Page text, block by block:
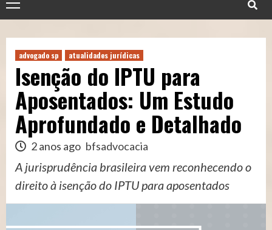
Menu
advogado sp atualidades jurídicas
Isenção do IPTU para
Aposentados: Um Estudo
Aprofundado e Detalhado
2 anos ago bfsadvocacia
A jurisprudência brasileira vem reconhecendo o
direito à isenção do IPTU para aposentados